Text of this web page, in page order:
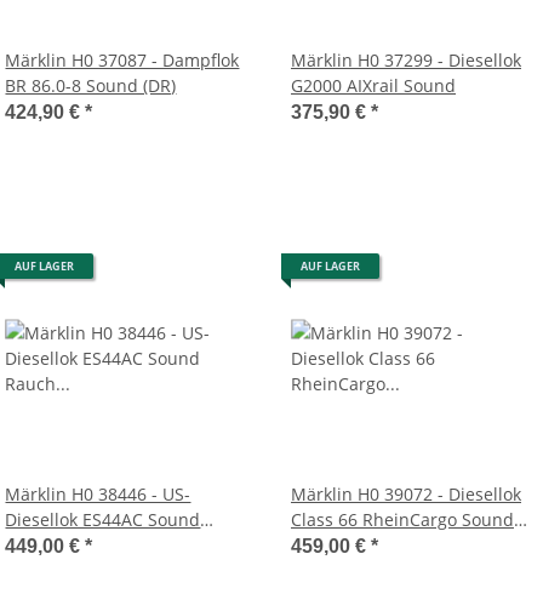
Märklin H0 37087 - Dampflok
BR 86.0-8 Sound (DR)
424,90 €*
Märklin H0 37299 - Diesellok
G2000 AIXrail Sound
375,90 € *
AUF LAGER
Märklin H0 38446 - US-
Diesellok ES44AC Sound
Rauch (BNSF)
449,00 €*
AUF LAGER
Märklin H0 39072 - Diesellok
Class 66 RheinCargo Sound
(Rhein Cargo)
459,00 € *